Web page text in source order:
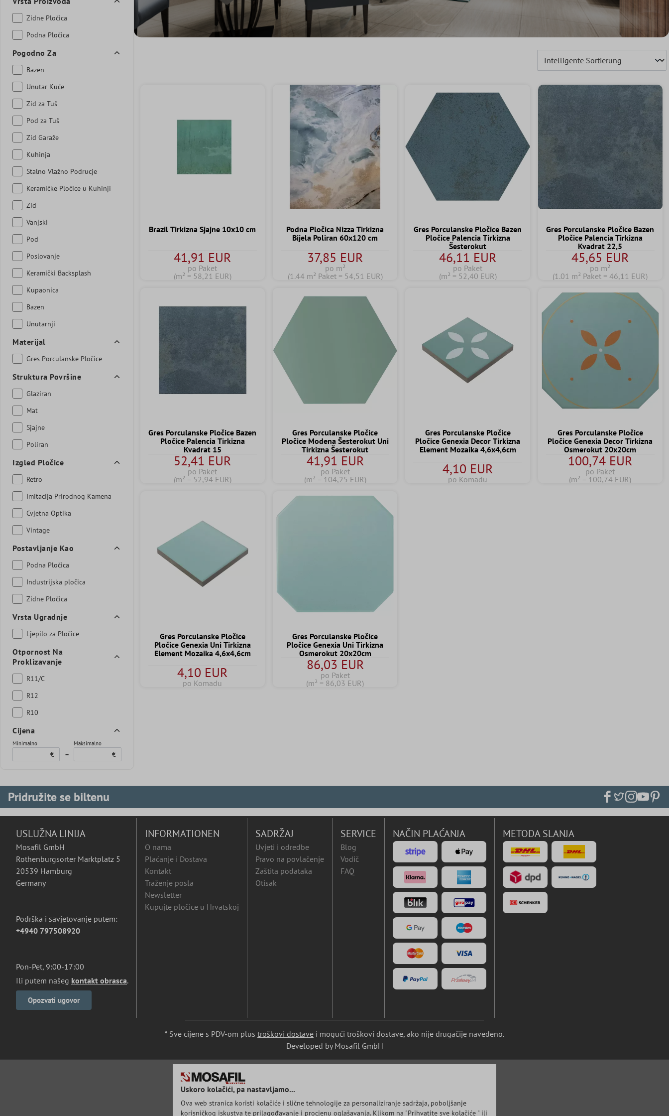
Zidne Pločica
Podna Pločica
Pogodno Za
Bazen
Unutar Kuće
Zid za Tuš
Pod za Tuš
Zid Garaže
Kuhinja
Stalno Vlažno Podrucje
Keramičke Pločice u Kuhinji
Zid
Vanjski
Pod
Poslovanje
Keramički Backsplash
Kupaonica
Bazen
Unutarnji
Materijal
Gres Porculanske Pločice
Struktura Površine
Glaziran
Mat
Sjajne
Poliran
Izgled Pločice
Retro
Imitacija Prirodnog Kamena
Cvjetna Optika
Vintage
Postavljanje Kao
Podna Pločica
Industrijska pločica
Zidne Pločica
Vrsta Ugradnje
Ljepilo za Pločice
Otpornost Na
Proklizavanje
R11/C
R12
R10
Cijena
Minimalno
€ –
Maksimalno
€
Brazil Tirkizna Sjajne 10x10 cm
41,91 EUR
po Paket
(m² = 58,21 EUR)
Podna Pločica Nizza Tirkizna
Bijela Poliran 60x120 cm
37,85 EUR
po m²
(1.44 m² Paket = 54,51 EUR)
Gres Porculanske Pločice Bazen
Pločice Palencia Tirkizna
Šesterokut
46,11 EUR
po Paket
(m² = 52,40 EUR)
Gres Porculanske Pločice Bazen
Pločice Palencia Tirkizna
Kvadrat 22,5
45,65 EUR
po m²
(1.01 m² Paket = 46,11 EUR)
Gres Porculanske Pločice Bazen
Pločice Palencia Tirkizna
Kvadrat 15
52,41 EUR
po Paket
(m² = 52,94 EUR)
Gres Porculanske Pločice
Pločice Modena Šesterokut Uni
Tirkizna Šesterokut
41,91 EUR
po Paket
(m² = 104,25 EUR)
Gres Porculanske Pločice
Pločice Genexia Decor Tirkizna
Element Mozaika 4,6x4,6cm
4,10 EUR
po Komadu
Gres Porculanske Pločice
Pločice Genexia Decor Tirkizna
Osmerokut 20x20cm
100,74 EUR
po Paket
(m² = 100,74 EUR)
Gres Porculanske Pločice
Pločice Genexia Uni Tirkizna
Element Mozaika 4,6x4,6cm
4,10 EUR
po Komadu
Gres Porculanske Pločice
Pločice Genexia Uni Tirkizna
Osmerokut 20x20cm
86,03 EUR
po Paket
(m² = 86,03 EUR)
Pridružite se biltenu
USLUŽNA LINIJA
Mosafil GmbH
Rothenburgsorter Marktplatz 5
20539 Hamburg
Germany
Podrška i savjetovanje putem:
+4940 797508920
Pon-Pet, 9:00-17:00
Ili putem našeg kontakt obrasca.
Opozvati ugovor
INFORMATIONEN
O nama
Plaćanje i Dostava
Kontakt
Traženje posla
Newsletter
Kupujte pločice u Hrvatskoj
SADRŽAJ
Uvjeti i odredbe
Pravo na povlačenje
Zaštita podataka
Otisak
SERVICE
Blog
Vodič
FAQ
NAČIN PLAĆANJA METODA SLANJA
* Sve cijene s PDV-om plus troškovi dostave i mogući troškovi dostave, ako nije drugačije navedeno.
Developed by Mosafil GmbH
Uskoro kolačići, pa nastavljamo...
Ova web stranica koristi kolačiće i slične tehnologije za personaliziranje sadržaja, poboljšanje
korisničkog iskustva te prilagođavanje i procjenu oglašavanja. Klikom na "Prihvatite sve kolačiće " ili